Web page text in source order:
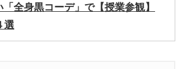
全身黒コーデ」で【授業参観】
選